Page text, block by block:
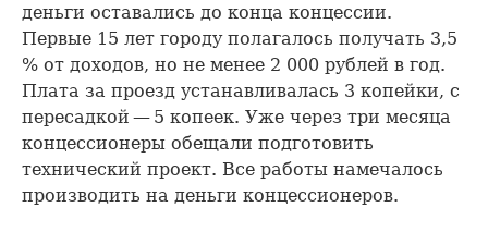
деньги оставались до конца концессии.
Первые 15 лет городу полагалось получать 3,5
% от доходов, но не менее 2 000 рублей в год.
Плата за проезд устанавливалась 3 копейки, с
пересадкой — 5 копеек. Уже через три месяца
концессионеры обещали подготовить
технический проект. Все работы намечалось
производить на деньги концессионеров.